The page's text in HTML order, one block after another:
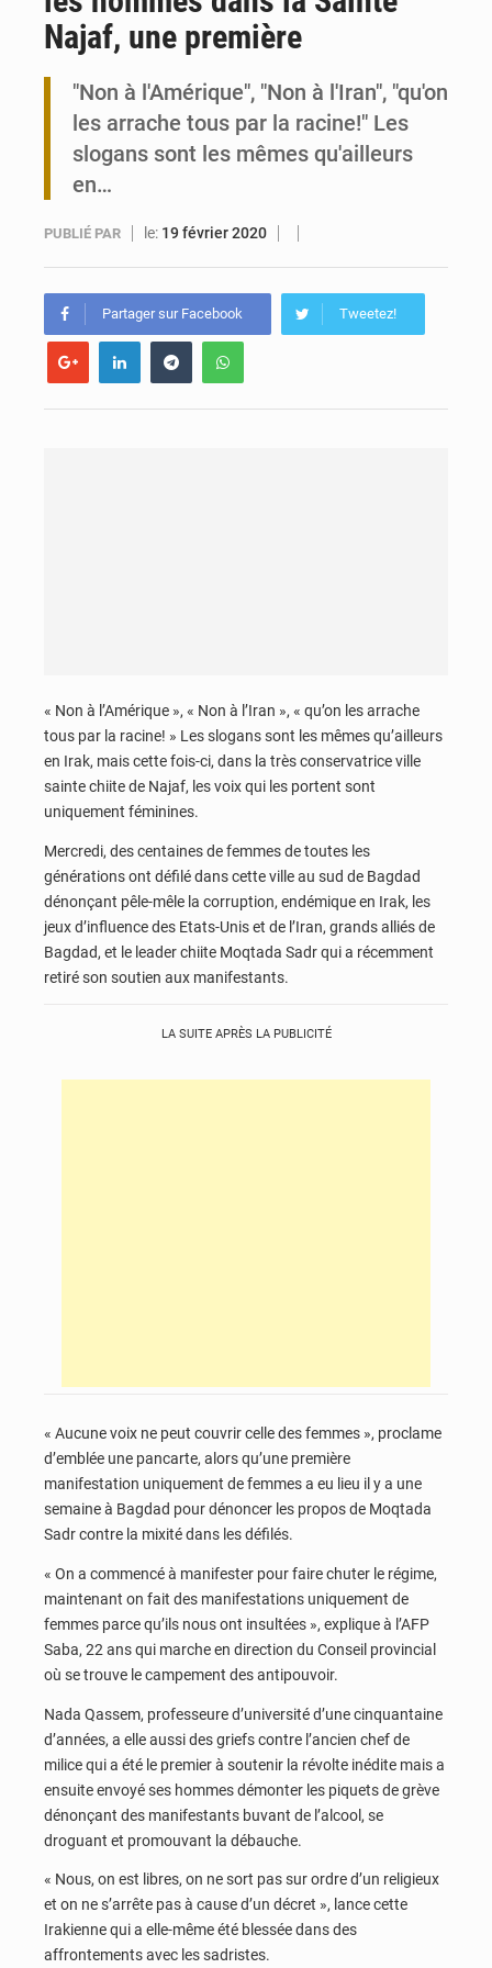
Maurice : Démission de la ministre Véronique Leu-Govind
Najaf, une première
"Non à l'Amérique", "Non à l'Iran", "qu'on
les arrache tous par la racine!" Les
slogans sont les mêmes qu'ailleurs
en…
PUBLIÉ PAR le: 19 février 2020
Partager sur Facebook Tweetez!
« Non à l’Amérique », « Non à l’Iran », « qu’on les arrache
tous par la racine! » Les slogans sont les mêmes qu’ailleurs
en Irak, mais cette fois-ci, dans la très conservatrice ville
sainte chiite de Najaf, les voix qui les portent sont
uniquement féminines.
Mercredi, des centaines de femmes de toutes les
générations ont défilé dans cette ville au sud de Bagdad
dénonçant pêle-mêle la corruption, endémique en Irak, les
jeux d’influence des Etats-Unis et de l’Iran, grands alliés de
Bagdad, et le leader chiite Moqtada Sadr qui a récemment
retiré son soutien aux manifestants.
LA SUITE APRÈS LA PUBLICITÉ
« Aucune voix ne peut couvrir celle des femmes », proclame
d’emblée une pancarte, alors qu’une première
manifestation uniquement de femmes a eu lieu il y a une
semaine à Bagdad pour dénoncer les propos de Moqtada
Sadr contre la mixité dans les défilés.
« On a commencé à manifester pour faire chuter le régime,
maintenant on fait des manifestations uniquement de
femmes parce qu’ils nous ont insultées », explique à l’AFP
Saba, 22 ans qui marche en direction du Conseil provincial
où se trouve le campement des antipouvoir.
Nada Qassem, professeure d’université d’une cinquantaine
d’années, a elle aussi des griefs contre l’ancien chef de
milice qui a été le premier à soutenir la révolte inédite mais a
ensuite envoyé ses hommes démonter les piquets de grève
dénonçant des manifestants buvant de l’alcool, se
droguant et promouvant la débauche.
« Nous, on est libres, on ne sort pas sur ordre d’un religieux
et on ne s’arrête pas à cause d’un décret », lance cette
Irakienne qui a elle-même été blessée dans des
affrontements avec les sadristes.